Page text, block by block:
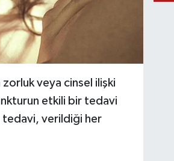
veya cinsel ilişki
etkili bir tedavi
tedavi, verildiği her